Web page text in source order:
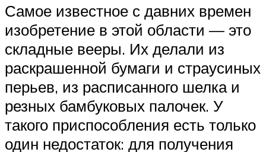
Самое известное с давних времен
изобретение в этой области — это
складные вееры. Их делали из
раскрашенной бумаги и страусиных
перьев, из расписанного шелка и
резных бамбуковых палочек. У
такого приспособления есть только
один недостаток: для получения